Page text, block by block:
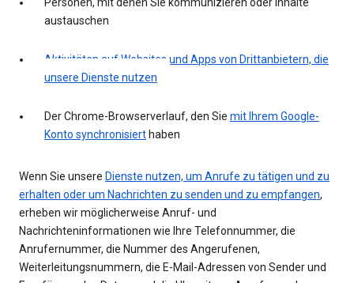
Personen, mit denen Sie kommunizieren oder Inhalte
austauschen
Aktivitäten auf Websites und Apps von Drittanbietern, die
unsere Dienste nutzen
Der Chrome-Browserverlauf, den Sie mit Ihrem Google-
Konto synchronisiert haben
Wenn Sie unsere Dienste nutzen, um Anrufe zu tätigen und zu
erhalten oder um Nachrichten zu senden und zu empfangen,
erheben wir möglicherweise Anruf- und
Nachrichteninformationen wie Ihre Telefonnummer, die
Anrufernummer, die Nummer des Angerufenen,
Weiterleitungsnummern, die E-Mail-Adressen von Sender und